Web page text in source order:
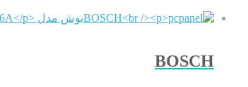
BOSCH